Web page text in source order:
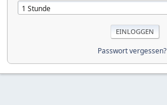
Passwort vergessen?